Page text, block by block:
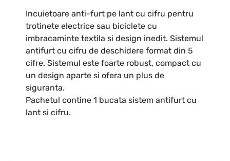
Incuietoare anti-furt pe lant cu cifru pentru
trotinete electrice sau biciclete cu
imbracaminte textila si design inedit. Sistemul
antifurt cu cifru de deschidere format din 5
cifre. Sistemul este foarte robust, compact cu
un design aparte si ofera un plus de
siguranta.
Pachetul contine 1 bucata sistem antifurt cu
lant si cifru.